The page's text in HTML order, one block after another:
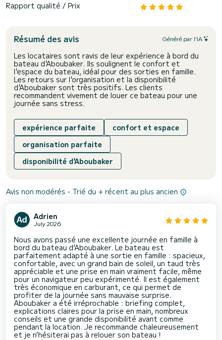
Rapport qualité / Prix
Résumé des avis Généré par l'IA
Les locataires sont ravis de leur expérience à bord du
bateau d'Aboubaker. Ils soulignent le confort et
l'espace du bateau, idéal pour des sorties en famille.
Les retours sur l'organisation et la disponibilité
d'Aboubaker sont très positifs. Les clients
recommandent vivement de louer ce bateau pour une
journée sans stress.
expérience parfaite
confort et espace
organisation parfaite
disponibilité d'Aboubaker
Avis non modérés - Trié du + récent au plus ancien
Adrien
July 2026
Nous avons passé une excellente journée en famille à
bord du bateau d’Aboubaker. Le bateau est
parfaitement adapté à une sortie en famille : spacieux,
confortable, avec un grand bain de soleil, un taud très
appréciable et une prise en main vraiment facile, même
pour un navigateur peu expérimenté. Il est également
très économique en carburant, ce qui permet de
profiter de la journée sans mauvaise surprise.
Aboubaker a été irréprochable : briefing complet,
explications claires pour la prise en main, nombreux
conseils et une grande disponibilité avant comme
pendant la location. Je recommande chaleureusement
et je n’hésiterai pas à relouer son bateau !